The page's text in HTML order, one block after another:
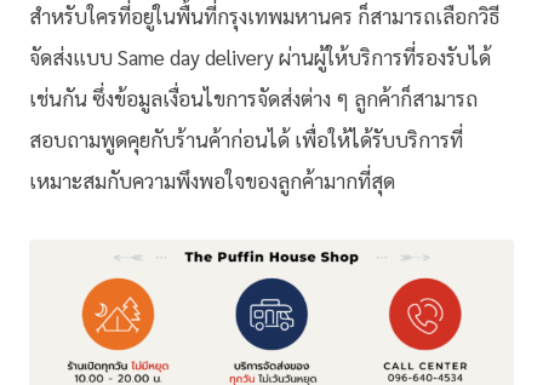
สำหรับใครที่อยู่ในพื้นที่กรุงเทพมหานคร ก็สามารถเลือกวิธี
จัดส่งแบบ Same day delivery ผ่านผู้ให้บริการที่รองรับได้
เช่นกัน ซึ่งข้อมูลเงื่อนไขการจัดส่งต่าง ๆ ลูกค้าก็สามารถ
สอบถามพูดคุยกับร้านค้าก่อนได้ เพื่อให้ได้รับบริการที่
เหมาะสมกับความพึงพอใจของลูกค้ามากที่สุด